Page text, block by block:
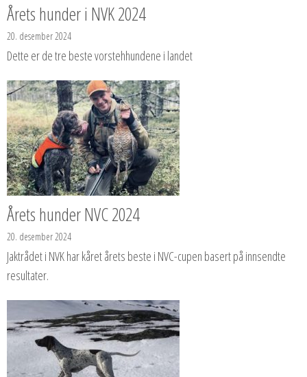
Årets hunder i NVK 2024
20. desember 2024
Dette er de tre beste vorstehhundene i landet
Årets hunder NVC 2024
20. desember 2024
Jaktrådet i NVK har kåret årets beste i NVC-cupen basert på innsendte
resultater.